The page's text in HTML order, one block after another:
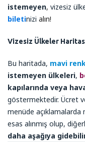
istemeyen, vizesiz
biletinizi alın!
Vizesiz Ülkeler
Bu haritada, mavi
istemeyen ülkeleri,
kapılarında veya
göstermektedir. Ücret
menüde açıklamalarda
esas alınmış olup,
daha aşağıya